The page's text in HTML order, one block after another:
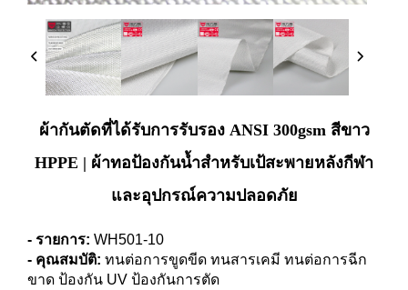
ผ้ากันตัดที่ได้รับการรับรอง ANSI 300gsm สีขาว
HPPE | ผ้าทอป้องกันน้ำสำหรับเป้สะพายหลังกีฬา
และอุปกรณ์ความปลอดภัย
- รายการ: WH501-10
- คุณสมบัติ: ทนต่อการขูดขีด ทนสารเคมี ทนต่อการฉีก
ขาด ป้องกัน UV ป้องกันการตัด